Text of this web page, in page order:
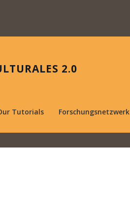
2.0
Tutorials Forschungsnetzwerk